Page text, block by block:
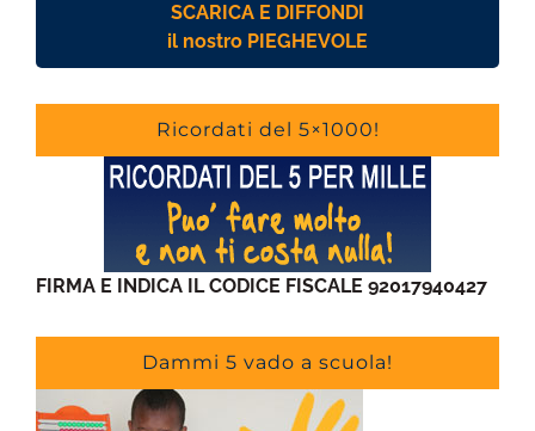
SCARICA E DIFFONDI
il nostro PIEGHEVOLE
Ricordati del 5×1000!
FIRMA E INDICA IL CODICE FISCALE 92017940427
Dammi 5 vado a scuola!